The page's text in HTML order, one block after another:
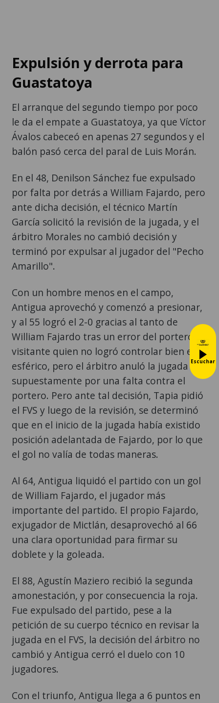
Expulsión y derrota para
Guastatoya
El arranque del segundo tiempo por poco
le da el empate a Guastatoya, ya que Víctor
Ávalos cabeceó en apenas 27 segundos y el
balón pasó cerca del paral de Luis Morán.
En el 48, Denilson Sánchez fue expulsado
por falta por detrás a William Fajardo, pero
ante dicha decisión, el técnico Martín
García solicitó la revisión de la jugada, y el
árbitro Morales no cambió decisión y
terminó por expulsar al jugador del "Pecho
Amarillo".
Con un hombre menos en el campo,
Antigua aprovechó y comenzó a presionar,
y al 55 logró el 2-0 gracias al tanto de
William Fajardo tras un error del portero
visitante quien no logró controlar bien el
esférico, pero el árbitro anuló la jugada
supuestamente por una falta contra el
portero. Pero ante tal decisión, Tapia pidió
el FVS y luego de la revisión, se determinó
que en el inicio de la jugada había existido
posición adelantada de Fajardo, por lo que
el gol no valía de todas maneras.
Al 64, Antigua liquidó el partido con un gol
de William Fajardo, el jugador más
importante del partido. El propio Fajardo,
exjugador de Mictlán, desaprovechó al 66
una clara oportunidad para firmar su
doblete y la goleada.
El 88, Agustín Maziero recibió la segunda
amonestación, y por consecuencia la roja.
Fue expulsado del partido, pese a la
petición de su cuerpo técnico en revisar la
jugada en el FVS, la decisión del árbitro no
cambió y Antigua cerró el duelo con 10
jugadores.
Con el triunfo, Antigua llega a 6 puntos en
Escuchar